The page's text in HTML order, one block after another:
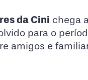
da Cini chega
para o
amigos e